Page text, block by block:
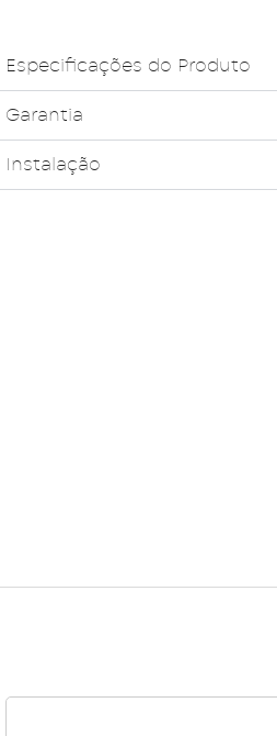
Especificações do Produto
Garantia
Instalação